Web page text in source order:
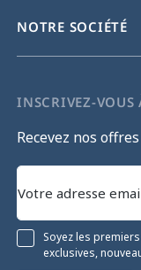
NOTRE SOCIÉTÉ
INSCRIVEZ-VOUS
Recevez nos
Soyez les
exclusives,